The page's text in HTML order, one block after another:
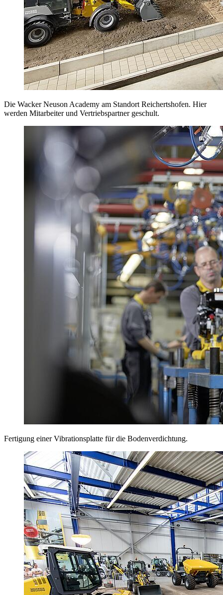
Die Wacker Neuson Academy am Standort Reichertshofen. Hier
werden Mitarbeiter und Vertriebspartner geschult.
Fertigung einer Vibrationsplatte für die Bodenverdichtung.